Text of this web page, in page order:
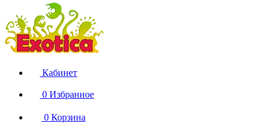
Кабинет
0 Избранное
0 Корзина